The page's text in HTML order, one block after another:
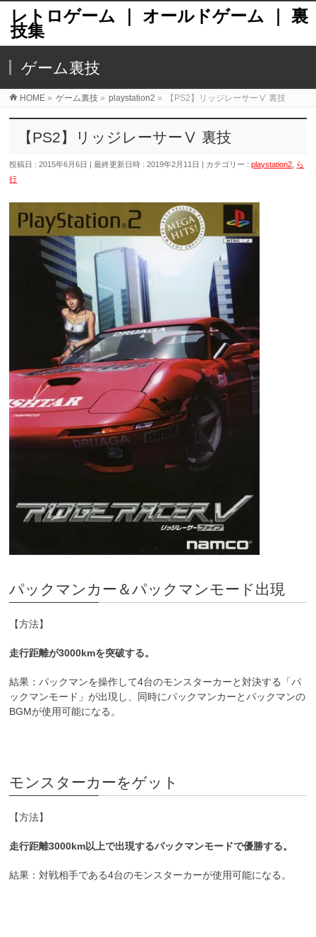
レトロゲーム ｜ オールドゲーム ｜ 裏
技集
ゲーム裏技
HOME » ゲーム裏技 » playstation2 » 【PS2】リッジレーサーⅤ 裏技
【PS2】リッジレーサーⅤ 裏技
投稿日 : 2015年6月6日 最終更新日時 : 2019年2月11日 カテゴリー :playstation2
ら
行
パックマンカー＆パックマンモード出現
【方法】
走行距離が3000kmを突破する。
結果：パックマンを操作して4台のモンスターカーと対決する「パ
ックマンモード」が出現し、同時にパックマンカーとパックマンの
BGMが使用可能になる。
モンスターカーをゲット
【方法】
走行距離3000km以上で出現するパックマンモードで優勝する。
結果：対戦相手である4台のモンスターカーが使用可能になる。